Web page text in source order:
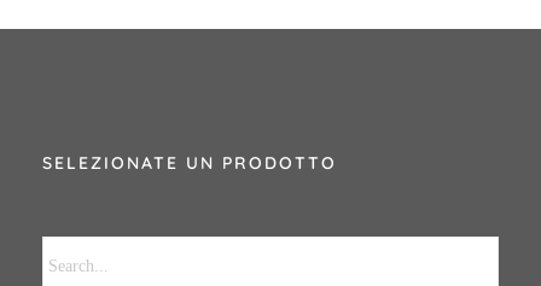
SELEZIONATE UN PRODOTTO